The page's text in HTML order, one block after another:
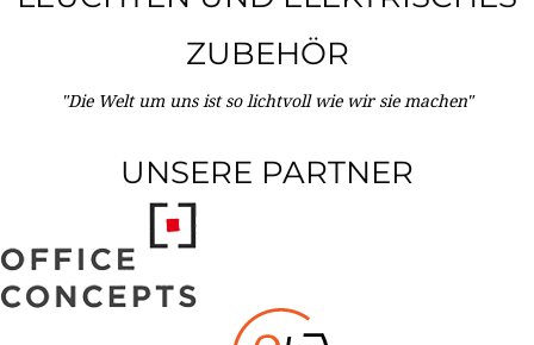
ZUBEHÖR
"Die Welt um uns ist so lichtvoll wie wir sie machen"
UNSERE PARTNER